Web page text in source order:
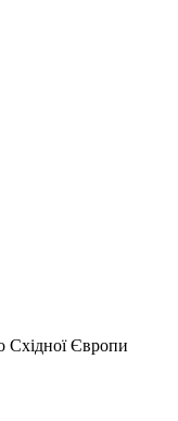
Східної Європи